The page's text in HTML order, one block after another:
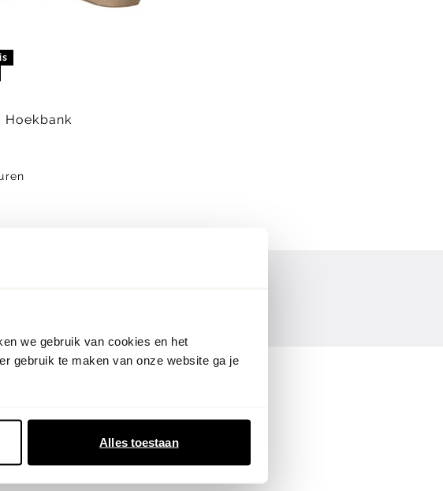
we gebruik van cookies en het
gebruik te maken van onze website ga je
Alles toestaan
Hoekbank